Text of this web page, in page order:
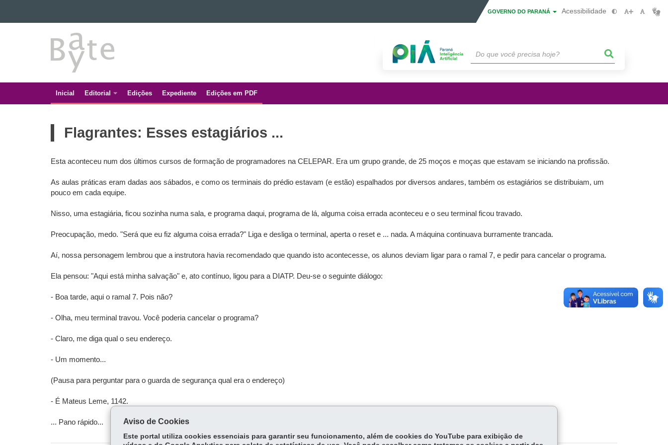
Ir para a navegação
Ir para a busca
GOVERNO DO PARANÁ Acessibilidade
BATE
BYTE
Navegação
Inicial Editorial Edições Expediente Edições em PDF
Flagrantes: Esses estagiários ...
Esta aconteceu num dos últimos cursos de formação de programadores na CELEPAR. Era um grupo grande, de 25 moços e moças que estavam se iniciando na profissão.
As aulas práticas eram dadas aos sábados, e como os terminais do prédio estavam (e estão) espalhados por diversos andares, também os estagiários se distribuiam, um
pouco em cada equipe.
Nisso, uma estagiária, ficou sozinha numa sala, e programa daqui, programa de lá, alguma coisa errada aconteceu e o seu terminal ficou travado.
Preocupação, medo. "Será que eu fiz alguma coisa errada?" Liga e desliga o terminal, aperta o reset e ... nada. A máquina continuava burramente trancada.
Aí, nossa personagem lembrou que a instrutora havia recomendado que quando isto acontecesse, os alunos deviam ligar para o ramal 7, e pedir para cancelar o programa.
Ela pensou: "Aqui está minha salvação" e, ato contínuo, ligou para a DIATP. Deu-se o seguinte diálogo:
- Boa tarde, aqui o ramal 7. Pois não?
- Olha, meu terminal travou. Você poderia cancelar o programa?
- Claro, me diga qual o seu endereço.
- Um momento...
(Pausa para perguntar para o guarda de segurança qual era o endereço)
- É Mateus Leme, 1142.
... Pano rápido... Aviso de Cookies
Este portal utiliza cookies essenciais para garantir seu funcionamento, além de cookies do YouTube para exibição de